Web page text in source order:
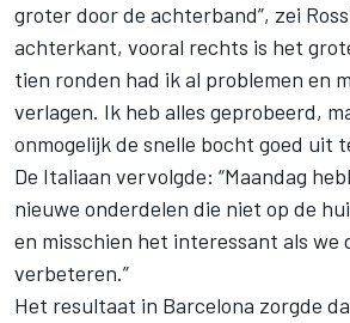
groter door de achterband”, zei
achterkant, vooral rechts is het
tien ronden had ik al problemen en
verlagen. Ik heb alles geprobeerd,
onmogelijk de snelle bocht goed uit
De Italiaan vervolgde: “Maandag
nieuwe onderdelen die niet op de
en misschien het interessant als we
verbeteren.”
Het resultaat in Barcelona zorgde